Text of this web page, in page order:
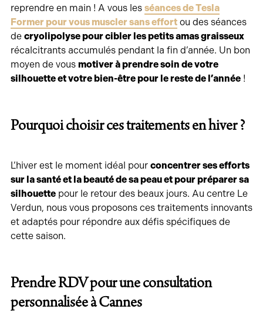
reprendre en main ! A vous les séances de Tesla
Former pour vous muscler sans effortou des séances
de cryolipolyse pour cibler les petits amas graisseux
récalcitrants accumulés pendant la fin d’année. Un bon
moyen de vous motiver à prendre soin de votre
silhouette et votre bien-être pour le reste de l’année!
Pourquoi choisir ces traitements en hiver ?
L’hiver est le moment idéal pour concentrer ses efforts
sur la santé et la beauté de sa peau et pour préparer sa
silhouettepour le retour des beaux jours. Au centre Le
Verdun, nous vous proposons ces traitements innovants
et adaptés pour répondre aux défis spécifiques de
cette saison.
Prendre RDV pour une consultation
personnalisée à Cannes